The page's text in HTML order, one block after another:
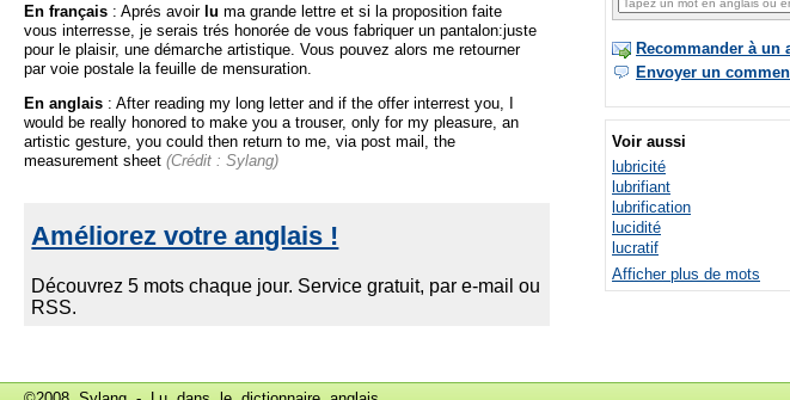
En français : Aprés avoir lu ma grande lettre et si la proposition faite
vous interresse, je serais trés honorée de vous fabriquer un pantalon:juste
pour le plaisir, une démarche artistique. Vous pouvez alors me retourner
par voie postale la feuille de mensuration.
En anglais : After reading my long letter and if the offer interrest you, I
would be really honored to make you a trouser, only for my pleasure, an
artistic gesture, you could then return to me, via post mail, the
measurement sheet (Crédit : Sylang)
Recommander à un
Envoyer un
Voir aussi
lubricité
lubrifiant
lubrification
lucidité
lucratif
Afficher plus de mots